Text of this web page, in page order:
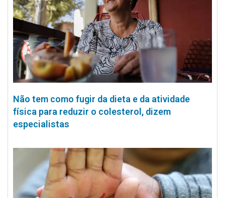
Não tem como fugir da dieta e da atividade
física para reduzir o colesterol, dizem
especialistas